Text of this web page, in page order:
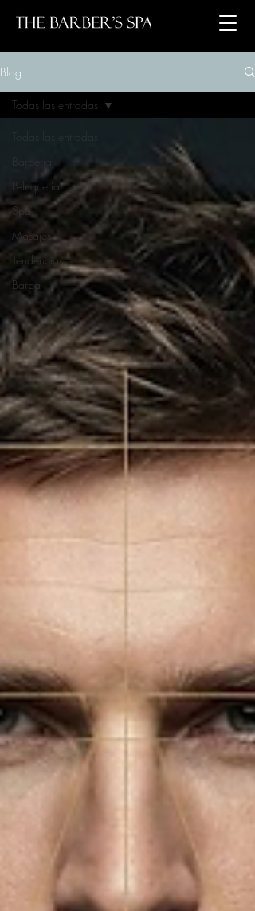
Blog
Todas las entradas
Barbería
Peluquería
Spa
Masajes
Tendencias
Barba
Todas las entradas